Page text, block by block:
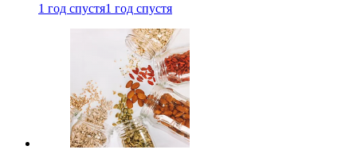
1 год спустя1 год спустя